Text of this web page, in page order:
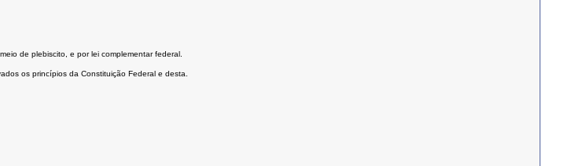
de plebiscito, e por lei complementar federal.
os princípios da Constituição Federal e desta.